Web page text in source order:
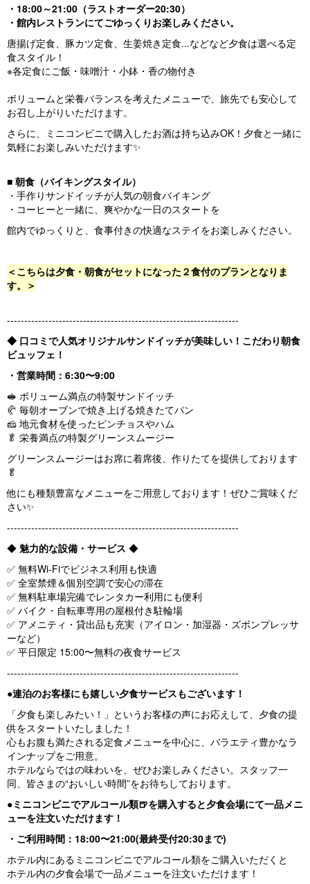
・18:00～21:00（ラストオーダー20:30）
・館内レストランにてごゆっくりお楽しみください。
唐揚げ定食、豚カツ定食、生姜焼き定食...などなど夕食は選べる定
食スタイル！
※各定食にご飯・味噌汁・小鉢・香の物付き
ボリュームと栄養バランスを考えたメニューで、旅先でも安心して
お召し上がりいただけます。
さらに、ミニコンビニで購入したお酒は持ち込みOK！夕食と一緒に
気軽にお楽しみいただけます✨
■ 朝食（バイキングスタイル）
・手作りサンドイッチが人気の朝食バイキング
・コーヒーと一緒に、爽やかな一日のスタートを
館内でゆっくりと、食事付きの快適なステイをお楽しみください。
＜こちらは夕食・朝食がセットになった２食付のプランとなりま
す。＞
-------------------------------------------------------------------
◆ 口コミで人気オリジナルサンドイッチが美味しい！こだわり朝食
ビュッフェ！
・営業時間：6:30〜9:00
🥪 ボリューム満点の特製サンドイッチ
🥐 毎朝オーブンで焼き上げる焼きたてパン
🧀 地元食材を使ったピンチョスやハム
🥬 栄養満点の特製グリーンスムージー
グリーンスムージーはお席に着席後、作りたてを提供しております
🥬
他にも種類豊富なメニューをご用意しております！ぜひご賞味くだ
さい✨
-------------------------------------------------------------------
◆ 魅力的な設備・サービス ◆
✅ 無料Wi-Fiでビジネス利用も快適
✅ 全室禁煙＆個別空調で安心の滞在
✅ 無料駐車場完備でレンタカー利用にも便利
✅ バイク・自転車専用の屋根付き駐輪場
✅ アメニティ・貸出品も充実（アイロン・加湿器・ズボンプレッサ
ーなど）
✅ 平日限定 15:00〜無料の夜食サービス
-------------------------------------------------------------------
●連泊のお客様にも嬉しい夕食サービスもございます！
「夕食も楽しみたい！」というお客様の声にお応えして、夕食の提
供をスタートいたしました！
心もお腹も満たされる定食メニューを中心に、バラエティ豊かなラ
インナップをご用意。
ホテルならではの味わいを、ぜひお楽しみください。スタッフ一
同、皆さまの“おいしい時間”をお待ちしております。
●ミニコンビニでアルコール類🍺を購入すると夕食会場にて一品メニ
ューを注文いただけます！
・ご利用時間：18:00〜21:00(最終受付20:30まで)
ホテル内にあるミニコンビニでアルコール類をご購入いただくと
ホテル内の夕食会場で一品メニューを注文いただけます！